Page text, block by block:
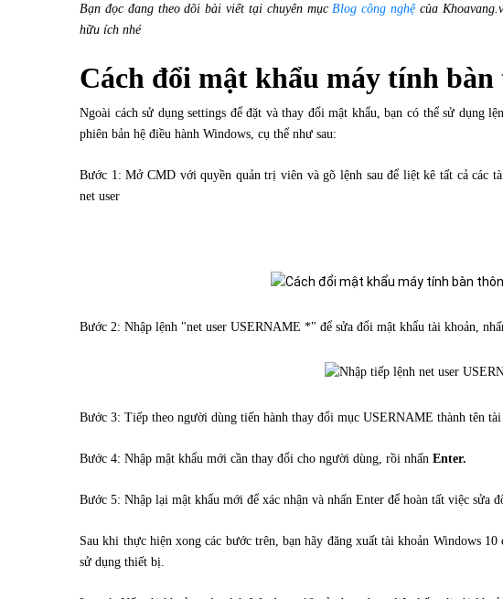
Bạn đọc đang theo dõi bài viết tại chuyên mục Blog công nghệcủa
hữu ích nhé
Cách đổi mật khẩu máy tính bàn
Ngoài cách sử dụng settings để đặt và thay đổi mật khẩu, bạn có thể sử dụng
phiên bản hệ điều hành Windows, cụ thể như sau:
Bước 1: Mở CMD với quyền quản trị viên và gõ lệnh sau để liệt kê tất cả các
net user
Bước 2: Nhập lệnh "net user USERNAME *" để sửa đổi mật khẩu tài khoản,
Bước 3: Tiếp theo người dùng tiến hành thay đổi mục USERNAME thành tên tài
Bước 4: Nhập mật khẩu mới cần thay đổi cho người dùng, rồi nhấn Enter.
Bước 5: Nhập lại mật khẩu mới để xác nhận và nhấn Enter để hoàn tất việc sửa
Sau khi thực hiện xong các bước trên, bạn hãy đăng xuất tài khoản Windows
sử dụng thiết bị.